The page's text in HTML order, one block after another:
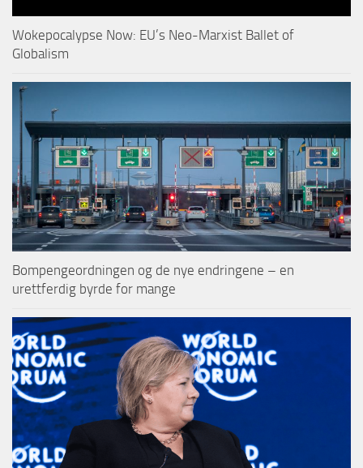
Wokepocalypse Now: EU’s Neo-Marxist Ballet of
Globalism
Bompengeordningen og de nye endringene – en
urettferdig byrde for mange